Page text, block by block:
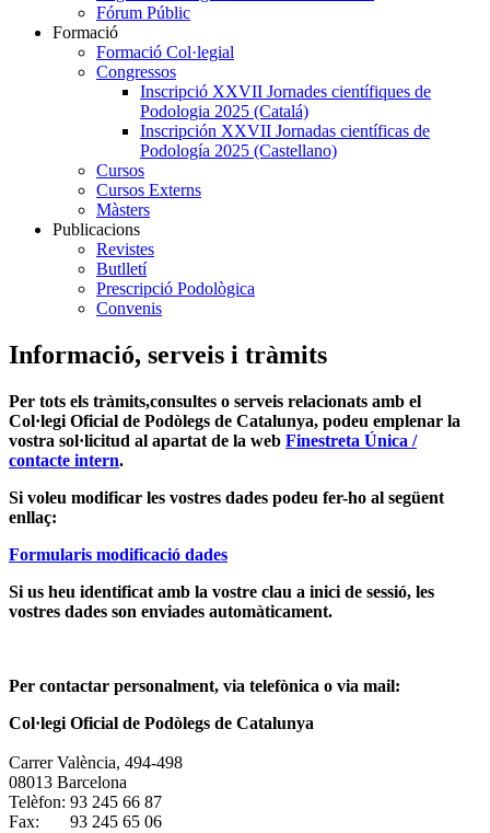
Fórum Públic
Formació
Formació Col·legial
Congressos
Inscripció XXVII Jornades científiques de
Podologia 2025 (Catalá)
Inscripción XXVII Jornadas científicas de
Podología 2025 (Castellano)
Cursos
Cursos Externs
Màsters
Publicacions
Revistes
Butlletí
Prescripció Podològica
Convenis
Informació, serveis i tràmits
Per tots els tràmits,consultes o serveis relacionats amb el
Col·legi Oficial de Podòlegs de Catalunya, podeu emplenar la
vostra sol·licitud al apartat de la web Finestreta Única /
contacte intern.
Si voleu modificar les vostres dades podeu fer-ho al següent
enllaç:
Formularis modificació dades
Si us heu identificat amb la vostre clau a inici de sessió, les
vostres dades son enviades automàticament.
Per contactar personalment, via telefònica o via mail:
Col·legi Oficial de Podòlegs de Catalunya
Carrer València, 494-498
08013 Barcelona
Telèfon: 93 245 66 87
Fax: 93 245 65 06